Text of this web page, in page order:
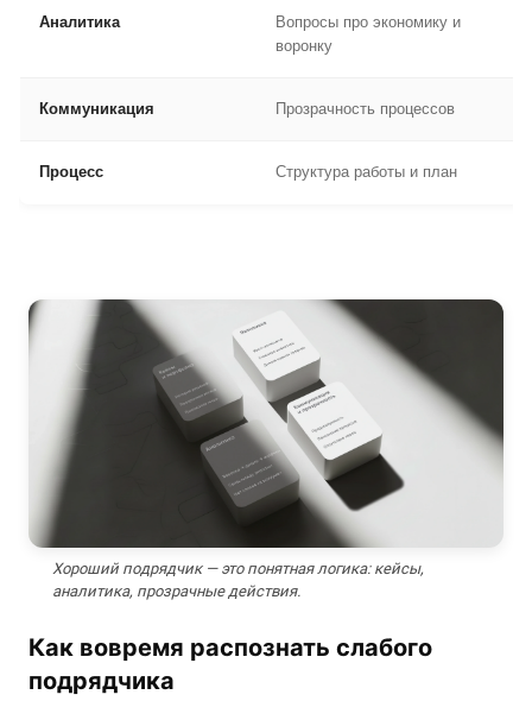
Аналитика
Вопросы про экономику и
воронку
Коммуникация Прозрачность процессов
Процесс Структура работы и план
Хороший подрядчик — это понятная логика: кейсы,
аналитика, прозрачные действия.
Как вовремя распознать слабого
подрядчика